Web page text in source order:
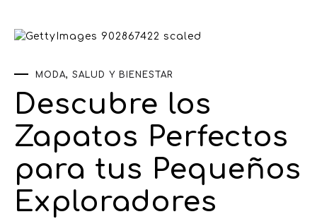
MODA, SALUD Y BIENESTAR
Descubre los
Zapatos Perfectos
para tus Pequeños
Exploradores